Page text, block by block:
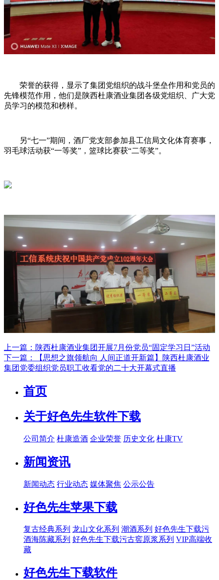
荣誉的获得，显示了集团党组织的战斗堡垒作用和党员的
先锋模范作用，他们是陕西杜康酒业集团各级党组织、广大党
员学习的模范和榜样。
另“七一”期间，酒厂党支部参加县工信局文化体育赛事，
羽毛球活动获“一等奖”，篮球比赛获“二等奖”。
上一篇：陕西杜康酒业集团开展7月份党员“固定学习日”活动
下一篇：【思想之旗领航向 人间正道开新篇】陕西杜康酒业
集团党委组织党员职工收看党的二十大开幕式直播
首页
关于好色先生软件下载
公司简介 杜康造酒 企业荣誉 历史文化 杜康TV
新闻资讯
新闻动态 行业动态 媒体聚焦 公示公告
好色先生苹果下载
复古经典系列 龙山文化系列 潮酒系列 好色先生下载污
酒海陈藏系列 好色先生下载污古窖原浆系列 VIP高端收
藏
好色先生下载软件